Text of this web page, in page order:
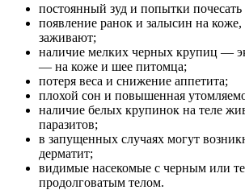
постоянный зуд и попытки почесать
появление ранок и залысин на коже,
заживают;
наличие мелких черных крупиц —
— на коже и шее питомца;
потеря веса и снижение аппетита;
плохой сон и повышенная
наличие белых крупинок на теле
паразитов;
в запущенных случаях могут
дерматит;
видимые насекомые с черным или
продолговатым телом.